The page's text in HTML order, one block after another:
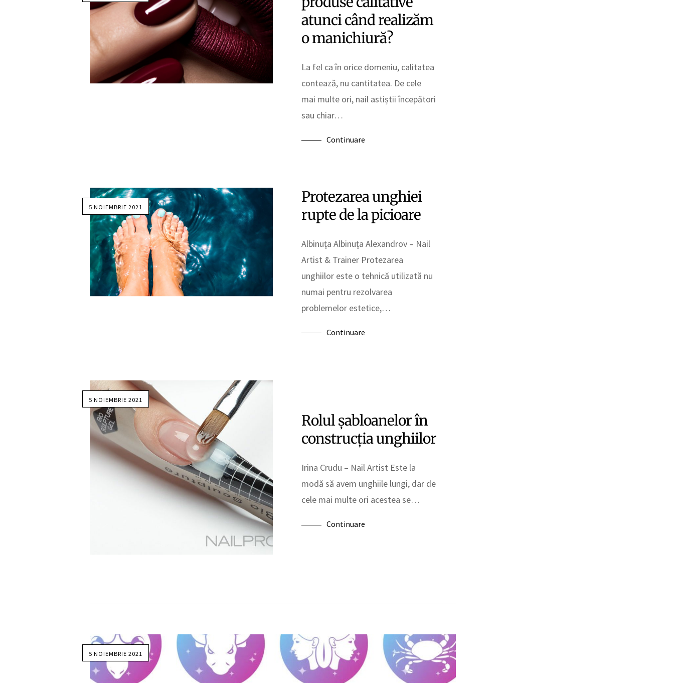
atunci când realizăm
o manichiură?
La fel ca în orice domeniu, calitatea
contează, nu cantitatea. De cele
mai multe ori, nail astiștii începători
sau chiar…
Continuare
5 NOIEMBRIE 2021
Protezarea unghiei
rupte de la picioare
Albinuța Albinuța Alexandrov – Nail
Artist & Trainer Protezarea
unghiilor este o tehnică utilizată nu
numai pentru rezolvarea
problemelor estetice,…
Continuare
5 NOIEMBRIE 2021
Rolul şabloanelor în
construcţia unghiilor
Irina Crudu – Nail Artist Este la
modă să avem unghiile lungi, dar de
cele mai multe ori acestea se…
Continuare
5 NOIEMBRIE 2021